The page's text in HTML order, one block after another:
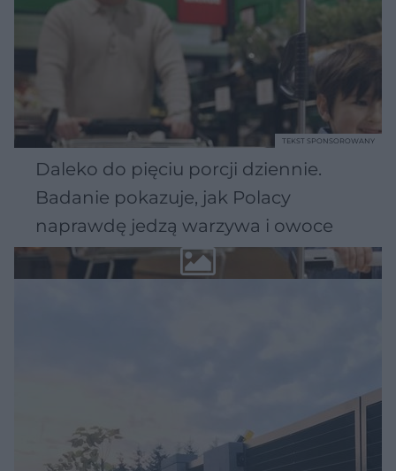
Daleko do pięciu porcji dziennie.
Badanie pokazuje, jak Polacy
naprawdę jedzą warzywa i owoce
TEKST SPONSOROWANY